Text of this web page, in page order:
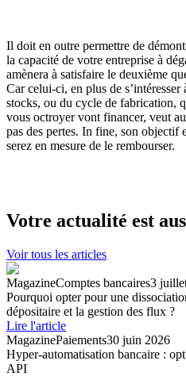
Il doit en outre permettre de
la capacité de votre entreprise à
amènera à satisfaire le deuxième
Car celui-ci, en plus de s’intéresser
stocks, ou du cycle de fabrication,
vous octroyer vont financer, veut
pas des pertes. In fine, son objectif
serez en mesure de le rembourser.
Votre actualité est
Voir tous les articles
MagazineComptes bancaires3
Pourquoi opter pour une
dépositaire et la gestion des flux ?
Lire l'article
MagazinePaiements30 juin 2026
Hyper-automatisation bancaire :
API